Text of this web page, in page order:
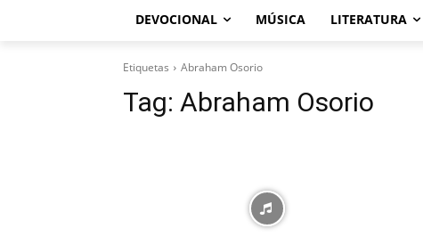
DEVOCIONAL MÚSICA LITERATURA
Etiquetas Abraham Osorio
Tag: Abraham Osorio